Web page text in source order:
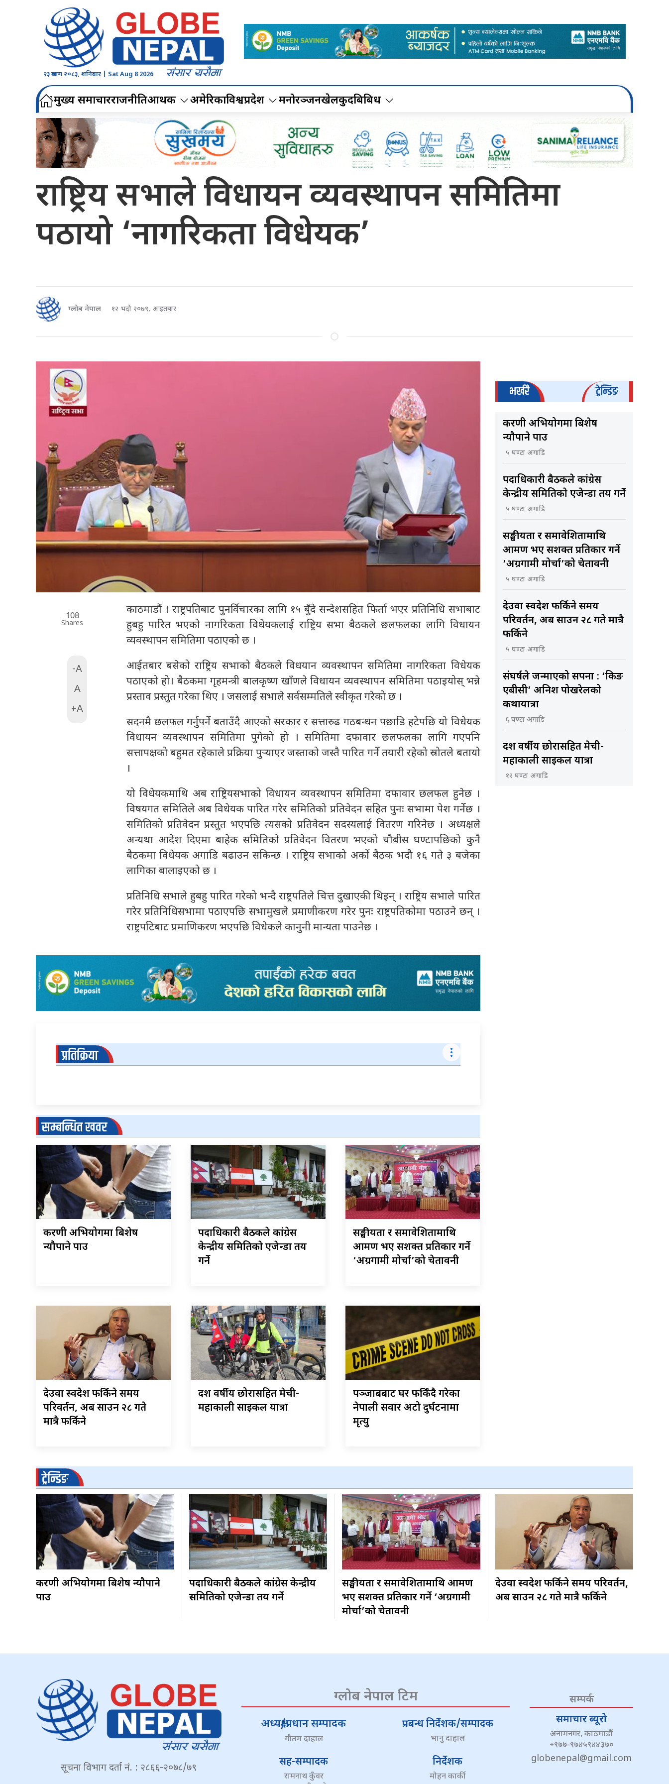
२३ श्रावण २०८३, शनिबार | Sat Aug 8 2026
मुख्य समाचारराजनीतिआर्थिक अमेरिकाविश्वप्रदेश मनोरञ्जनखेलकुदबिबिध
राष्ट्रिय सभाले विधायन व्यवस्थापन समितिमा
पठायो ‘नागरिकता विधेयक’
ग्लोब नेपाल १२ भदौ २०७९, आइतबार
108
Shares
-A
A
+A
काठमाडौं । राष्ट्रपतिबाट पुनर्विचारका लागि १५ बुँदे सन्देशसहित फिर्ता भएर प्रतिनिधि सभाबाट
हुबहु पारित भएको नागरिकता विधेयकलाई राष्ट्रिय सभा बैठकले छलफलका लागि विधायन
व्यवस्थापन समितिमा पठाएको छ ।
आईतबार बसेको राष्ट्रिय सभाको बैठकले विधयान व्यवस्थापन समितिमा नागरिकता विधेयक
पठाएको हो। बैठकमा गृहमन्त्री बालकृष्ण खाँणले विधायन व्यवस्थापन समितिमा पठाइयोस् भन्ने
प्रस्ताव प्रस्तुत गरेका थिए । जसलाई सभाले सर्वसम्मतिले स्वीकृत गरेको छ ।
सदनमै छलफल गर्नुपर्ने बताउँदै आएको सरकार र सत्तारुढ गठबन्धन पछाडि हटेपछि यो विधेयक
विधायन व्यवस्थापन समितिमा पुगेको हो । समितिमा दफावार छलफलका लागि गएपनि
सत्तापक्षको बहुमत रहेकाले प्रक्रिया पुर्‍याएर जस्ताको जस्तै पारित गर्ने तयारी रहेको स्रोतले बतायो
।
यो विधेयकमाथि अब राष्ट्रियसभाको विधायन व्यवस्थापन समितिमा दफावार छलफल हुनेछ ।
विषयगत समितिले अब विधेयक पारित गरेर समितिको प्रतिवेदन सहित पुनः सभामा पेश गर्नेछ ।
समितिको प्रतिवेदन प्रस्तुत भएपछि त्यसको प्रतिवेदन सदस्यलाई वितरण गरिनेछ । अध्यक्षले
अन्यथा आदेश दिएमा बाहेक समितिको प्रतिवेदन वितरण भएको चौबीस घण्टापछिको कुनै
बैठकमा विधेयक अगाडि बढाउन सकिन्छ । राष्ट्रिय सभाको अर्को बैठक भदौ १६ गते ३ बजेका
लागिका बालाइएको छ ।
प्रतिनिधि सभाले हुबहु पारित गरेको भन्दै राष्ट्रपतिले चित्त दुखाएकी थिइन् । राष्ट्रिय सभाले पारित
गरेर प्रतिनिधिसभामा पठाएपछि सभामुखले प्रमाणीकरण गरेर पुनः राष्ट्रपतिकोमा पठाउने छन् ।
राष्ट्रपटिबाट प्रमाणिकरण भएपछि विधेकले कानुनी मान्यता पाउनेछ ।
प्रतिक्रिया
सम्बन्धित खवर
करणी अभियोगमा बिशेष
न्यौपाने पक्राउ
पदाधिकारी बैठकले कांग्रेस
केन्द्रीय समितिकाे एजेन्डा तय
गर्ने
सङ्घीयता र समावेशितामाथि
आक्रमण भए सशक्त प्रतिकार गर्ने
‘अग्रगामी मोर्चा’को चेतावनी
देउवा स्वदेश फर्किने समय
परिवर्तन, अब साउन २८ गते
मात्रै फर्किने
दश वर्षीय छोरासहित मेची-
महाकाली साइकल यात्रा
पञ्जाबबाट घर फर्किंदै गरेका
नेपाली सवार अटो दुर्घटनामा
मृत्यु
भर्खरै ट्रेन्डिङ
करणी अभियोगमा बिशेष
न्यौपाने पक्राउ
५ घण्टा अगाडि
पदाधिकारी बैठकले कांग्रेस
केन्द्रीय समितिकाे एजेन्डा तय गर्ने
५ घण्टा अगाडि
सङ्घीयता र समावेशितामाथि
आक्रमण भए सशक्त प्रतिकार गर्ने
‘अग्रगामी मोर्चा’को चेतावनी
५ घण्टा अगाडि
देउवा स्वदेश फर्किने समय
परिवर्तन, अब साउन २८ गते मात्रै
फर्किने
५ घण्टा अगाडि
संघर्षले जन्माएको सपना : ‘किङ
एबीसी’ अनिश पोखरेलको
कथायात्रा
६ घण्टा अगाडि
दश वर्षीय छोरासहित मेची-
महाकाली साइकल यात्रा
१२ घण्टा अगाडि
ट्रेन्डिङ
करणी अभियोगमा बिशेष न्यौपाने
पक्राउ
पदाधिकारी बैठकले कांग्रेस केन्द्रीय
समितिकाे एजेन्डा तय गर्ने
सङ्घीयता र समावेशितामाथि आक्रमण
भए सशक्त प्रतिकार गर्ने ‘अग्रगामी
मोर्चा’को चेतावनी
देउवा स्वदेश फर्किने समय परिवर्तन,
अब साउन २८ गते मात्रै फर्किने
सूचना विभाग दर्ता नं. : २८६६-२०७८/७९
ग्लोब नेपाल टिम
अध्यक्ष/प्रधान सम्पादक
गौतम दाहाल
प्रबन्ध निर्देशक/सम्पादक
भानु दाहाल
सह-सम्पादक
रामनाथ कुँवर
निर्देशक
मोहन कार्की
सम्पर्क
समाचार ब्यूरो
अनामनगर, काठमाडौं
+९७७-९७४५९४४३७०
globenepal@gmail.com